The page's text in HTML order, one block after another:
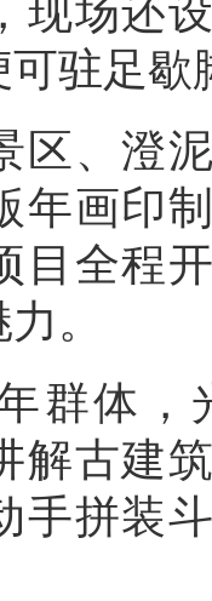
现场还
可驻足
、澄泥
年画印
目全程
。
体，
解古建
手拼装